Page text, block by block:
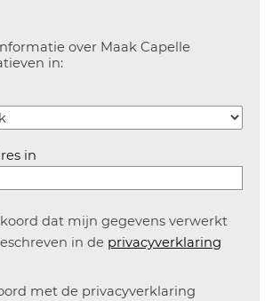
over Maak CapelleAanvinken
in:Aanvinken om informatie over
in
dat mijn gegevens verwerkt
in de privacyverklaring
met de privacyverklaring